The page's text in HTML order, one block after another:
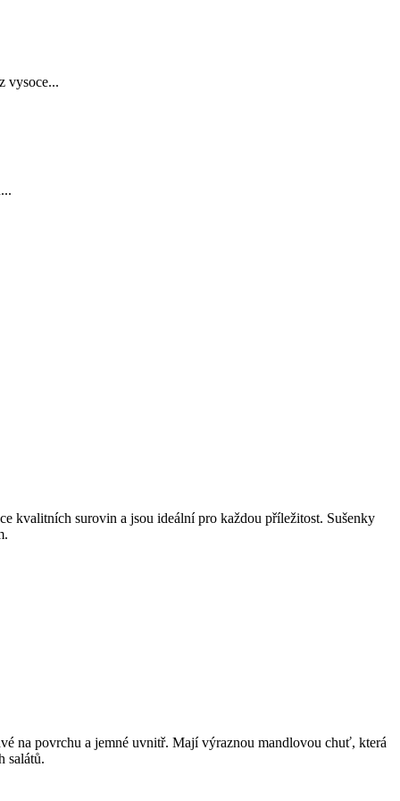
vysoce...
kvalitních surovin a jsou ideální pro každou příležitost. Sušenky
na povrchu a jemné uvnitř. Mají výraznou mandlovou chuť, která
salátů.